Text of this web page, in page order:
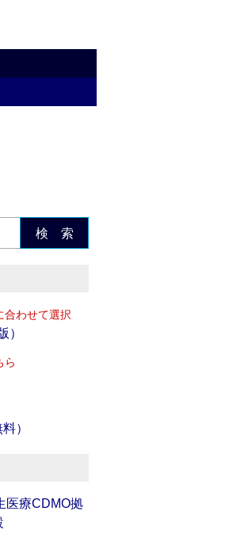
検 索
合わせて選択
）
ら
）
医療CDMO拠